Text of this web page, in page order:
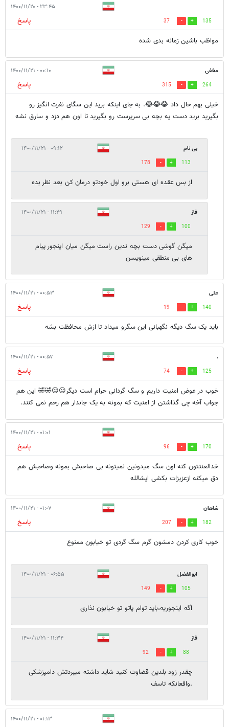
۲۳:۴۵ - ۱۴۰۰/۱۱/۲۰
135
37
پاسخ
مواظب باشین زمانه بدی شده
مخفی ۰۰:۱۰ - ۱۴۰۰/۱۱/۲۱
264
315
پاسخ
خیلی بهم حال داد 😂😂😂. به جای اینکه برید این سگای نفرت انگیز رو
بگیرید برید دست یه بچه بی سرپرست رو بگیرید تا اون هم دزد و سارق نشه
بی نام ۰۹:۱۲ - ۱۴۰۰/۱۱/۲۱
113
178
از بس عقده ای هستی برو اول خودتو درمان کن بعد نظر بده
فاز ۱۱:۲۹ - ۱۴۰۰/۱۱/۲۱
100
129
میگن گوشی دست بچه ندین راست میگن میان اینجور پیام
های بی منطقی مینویسن
علی ۰۰:۵۳ - ۱۴۰۰/۱۱/۲۱
140
19
پاسخ
باید یک سگ دیگه نگهبانی این سگرو میداد تا ازش محافظت بشه
. ۰۰:۵۷ - ۱۴۰۰/۱۱/۲۱
125
74
پاسخ
خوب در عوض امنیت داریم و سگ گردانی حرام است دیگر😐😐🤣🤣 این هم
جواب آخه چی گذاشتن از امنیت که بمونه به یک جاندار هم رحم نمی کنند.
۰۱:۰۱ - ۱۴۰۰/۱۱/۲۱
170
96
پاسخ
خدالعنتتون کنه اون سگ میدونین نمیتونه بی صاحبش بمونه وصاحبش هم
دق میکنه ازعزیزات بکشی ایشالله
شاهان ۰۱:۰۷ - ۱۴۰۰/۱۱/۲۱
182
207
پاسخ
خوب کاری کردن دمشون گرم سگ گردی تو خیابون ممنوع
ابوالفضل ۰۶:۵۵ - ۱۴۰۰/۱۱/۲۱
105
149
اگه اینجوریه،باید توام پاتو تو خیابون نذاری
فاز ۱۱:۳۴ - ۱۴۰۰/۱۱/۲۱
88
92
چقدر زود بلدین قضاوت کنید شاید داشته میبردتش دامپزشکی
.واقعانکه تاسف
۰۱:۱۳ - ۱۴۰۰/۱۱/۲۱